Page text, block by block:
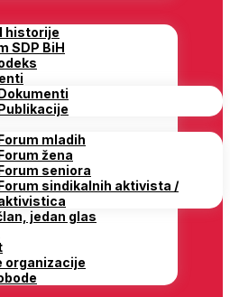
historije
SDP BiH
mladih
žena
seniora
sindikalnih aktivista /
jedan glas
organizacije